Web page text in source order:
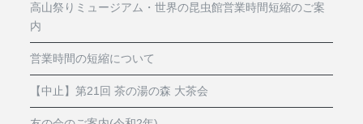
高山祭りミュージアム・世界の昆虫館営業時間短縮のご案
内
営業時間の短縮について
【中止】第21回 茶の湯の森 大茶会